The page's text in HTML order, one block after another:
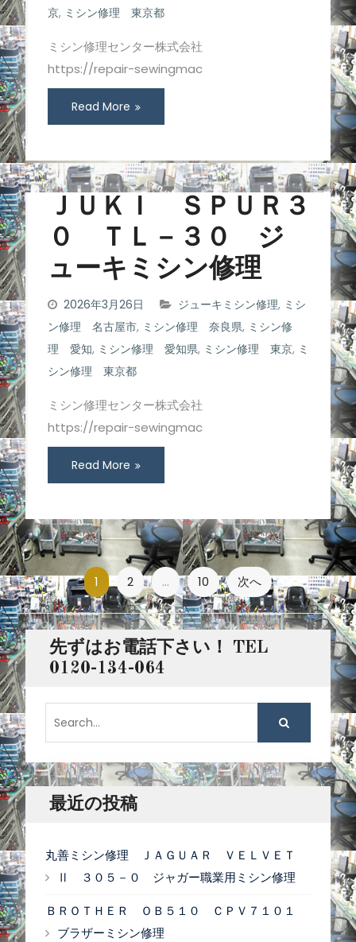
京, ミシン修理 東京都
ミシン修理センター株式会社
https://repair-sewingmac
Read More
ＪＵＫＩ ＳＰＵＲ３
０ ＴＬ－３０ ジ
ューキミシン修理
2026年3月26日 ジューキミシン修理, ミシ
ン修理 名古屋市, ミシン修理 奈良県, ミシン修
理 愛知, ミシン修理 愛知県, ミシン修理 東京, ミ
シン修理 東京都
ミシン修理センター株式会社
https://repair-sewingmac
Read More
投
稿
ナ
ビ
ゲ
ー
シ
ョ
ン
1 2 … 10 次へ
先ずはお電話下さい！ TEL
0120-134-064
a
r
最近の投稿
丸善ミシン修理 ＪＡＧＵＡＲ ＶＥＬＶＥＴ
Ⅱ ３０５－０ ジャガー職業用ミシン修理
ＢＲＯＴＨＥＲ ＯＢ５１０ ＣＰＶ７１０１
ブラザーミシン修理